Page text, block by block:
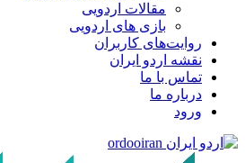
مقالات اردویی
بازی های اردویی
روایت‌های کاربران
نقشه اردو ایران
تماس با ما
درباره ما
ورود